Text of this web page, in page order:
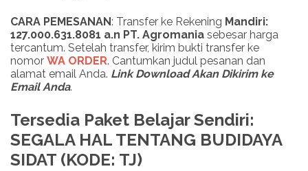
CARA PEMESANAN: Transfer ke Rekening Mandiri:
127.000.631.8081 a.n PT. Agromania sebesar harga
tercantum. Setelah transfer, kirim bukti transfer ke
nomor WA ORDER. Cantumkan judul pesanan dan
alamat email Anda. LinkDownloadAkan Dikirim ke
Email Anda.
Tersedia Paket Belajar Sendiri:
SEGALA HAL TENTANG BUDIDAYA
SIDAT (KODE: TJ)